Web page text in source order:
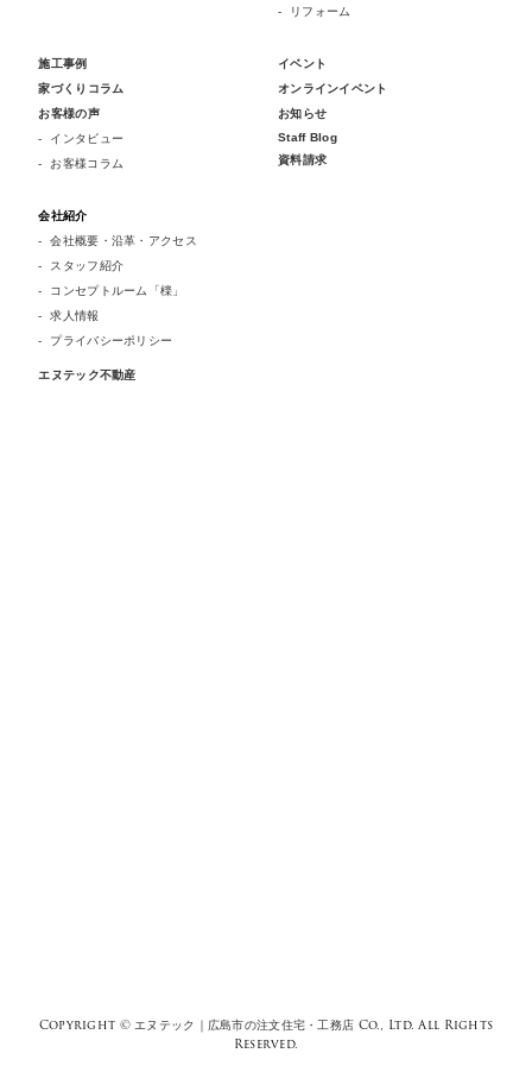
リフォーム
施工事例
家づくりコラム
お客様の声
インタビュー
お客様コラム
イベント
オンラインイベント
お知らせ
Staff Blog
資料請求
会社紹介
会社概要・沿革・アクセス
スタッフ紹介
コンセプトルーム「檪」
求人情報
プライバシーポリシー
エヌテック不動産
Copyright ©エヌテック｜広島市の注文住宅・工務店 Co., Ltd. All Rights
Reserved.